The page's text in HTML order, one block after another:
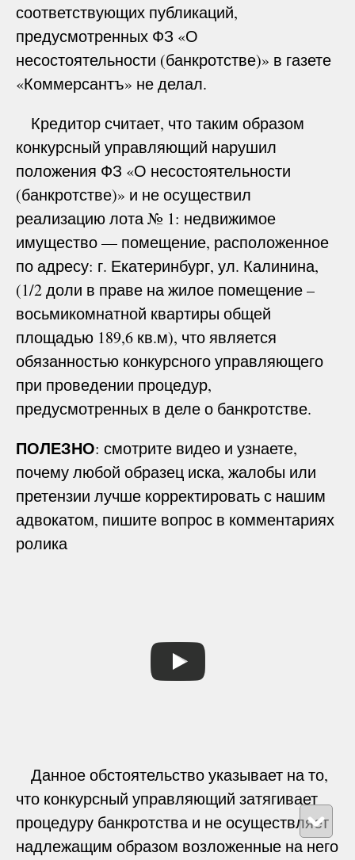
соответствующих публикаций,
предусмотренных ФЗ «О
несостоятельности (банкротстве)» в газете
«Коммерсантъ» не делал.
Кредитор считает, что таким образом
конкурсный управляющий нарушил
положения ФЗ «О несостоятельности
(банкротстве)» и не осуществил
реализацию лота № 1: недвижимое
имущество — помещение, расположенное
по адресу: г. Екатеринбург, ул. Калинина,
(1/2 доли в праве на жилое помещение –
восьмикомнатной квартиры общей
площадью 189,6 кв.м), что является
обязанностью конкурсного управляющего
при проведении процедур,
предусмотренных в деле о банкротстве.
ПОЛЕЗНО: смотрите видео и узнаете,
почему любой образец иска, жалобы или
претензии лучше корректировать с нашим
адвокатом, пишите вопрос в комментариях
ролика
Данное обстоятельство указывает на то,
что конкурсный управляющий затягивает
процедуру банкротства и не осуществляет
надлежащим образом возложенные на него